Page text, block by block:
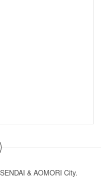
& AOMORI City.